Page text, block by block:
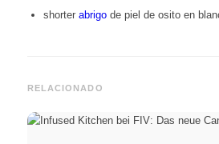
shorter abrigode piel de osito en
RELACIONADO